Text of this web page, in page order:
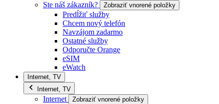
Ste náš zákazník?
Zobraziť vnorené položky
Predĺžiť služby
Chcem nový telefón
Navzájom zadarmo
Ostatné služby
Odporučte Orange
eSIM
eWatch
Internet, TV
Internet, TV
Internet Zobraziť vnorené položky